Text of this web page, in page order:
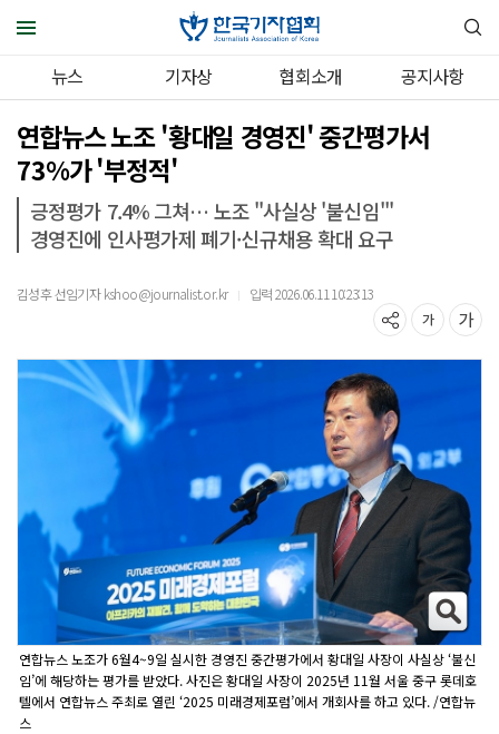
뉴스 기자상 협회소개 공지사항
연합뉴스 노조 '황대일 경영진' 중간평가서
73%가 '부정적'
긍정평가 7.4% 그쳐… 노조 "사실상 '불신임'"
경영진에 인사평가제 폐기·신규채용 확대 요구
김성후 선임기자 kshoo@journalist.or.kr ｜ 입력 2026.06.11 10:23:13
연합뉴스 노조가 6월4~9일 실시한 경영진 중간평가에서 황대일 사장이 사실상 ‘불신
임’에 해당하는 평가를 받았다. 사진은 황대일 사장이 2025년 11월 서울 중구 롯데호
텔에서 연합뉴스 주최로 열린 ‘2025 미래경제포럼’에서 개회사를 하고 있다. /연합뉴
스